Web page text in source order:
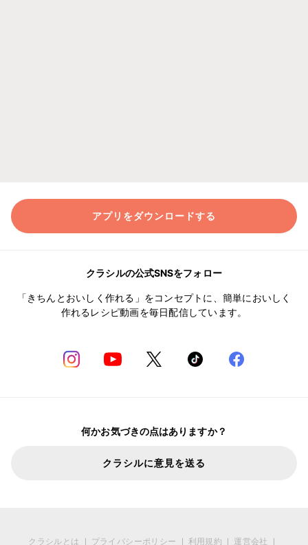
アプリをダウンロードする
クラシルの公式SNSをフォロー
「きちんとおいしく作れる」をコンセプトに、簡単においしく
作れるレシピ動画を毎日配信しています。
何かお気づきの点はありますか？
クラシルに意見を送る
クラシルとは プライバシーポリシー 利用規約 運営会社